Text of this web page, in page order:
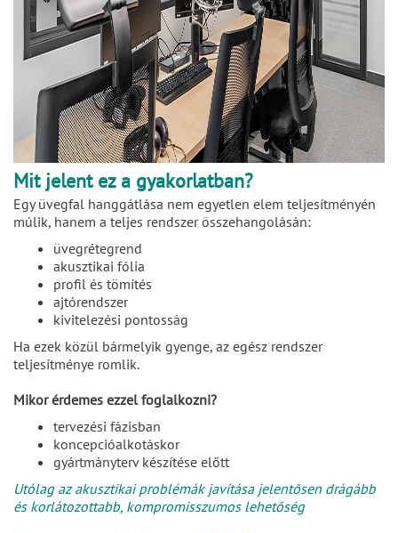
Mit jelent ez a gyakorlatban?
Egy üvegfal hanggátlása nem egyetlen elem teljesítményén
múlik, hanem a teljes rendszer összehangolásán:
üvegrétegrend
akusztikai fólia
profil és tömítés
ajtórendszer
kivitelezési pontosság
Ha ezek közül bármelyik gyenge, az egész rendszer
teljesítménye romlik.
Mikor érdemes ezzel foglalkozni?
tervezési fázisban
koncepcióalkotáskor
gyártmányterv készítése előtt
Utólag az akusztikai problémák javítása jelentősen drágább
és korlátozottabb, kompromisszumos lehetőség